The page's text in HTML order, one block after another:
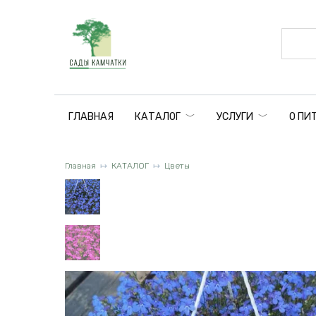
ГЛАВНАЯ КАТАЛОГ УСЛУГИ О
Главная КАТАЛОГ Цветы